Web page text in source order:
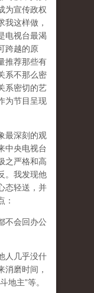
为宣传政权
我这样做，
电视台最渴
跨越的原
推荐那些有
系不那么密
系密切的艺
为节目呈现
最深刻的观
中央电视台
之严格和高
。我发现他
态轻送，并
：
不会回办公
人几乎没什
消磨时间，
地主”等。